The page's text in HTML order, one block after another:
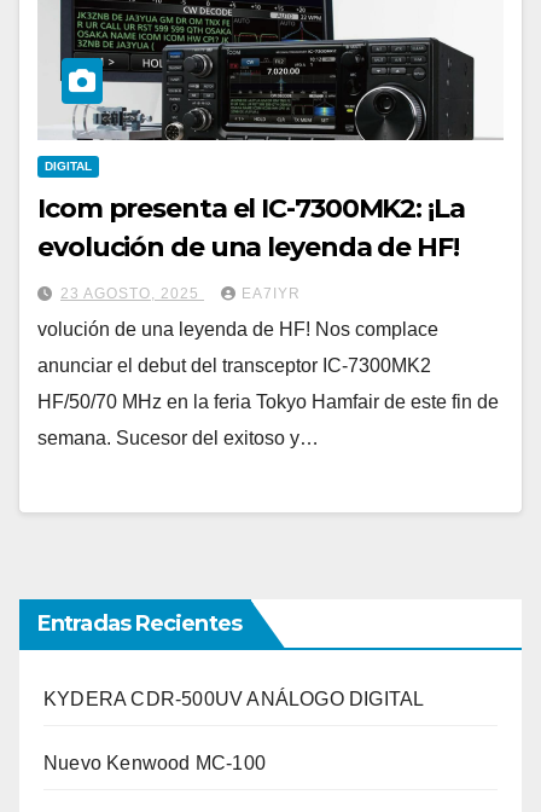
DIGITAL
Icom presenta el IC-7300MK2: ¡La
evolución de una leyenda de HF!
23 AGOSTO, 2025 EA7IYR
volución de una leyenda de HF! Nos complace
anunciar el debut del transceptor IC-7300MK2
HF/50/70 MHz en la feria Tokyo Hamfair de este fin de
semana. Sucesor del exitoso y…
Entradas Recientes
KYDERA CDR-500UV ANÁLOGO DIGITAL
Nuevo Kenwood MC-100